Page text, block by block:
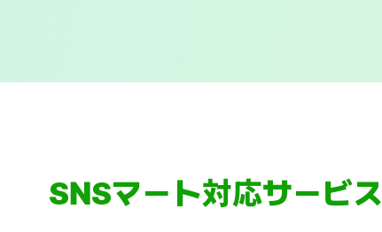
SNSマート対応サービス